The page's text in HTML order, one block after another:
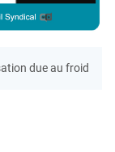
due au froid